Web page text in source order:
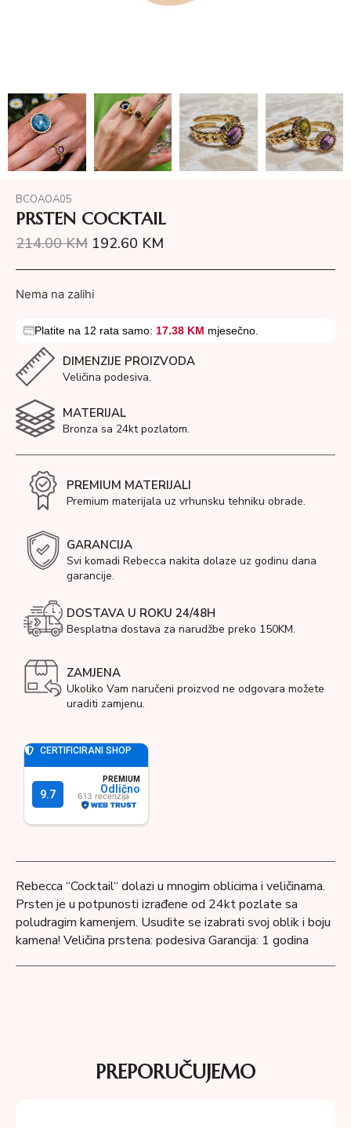
BCOAOA05
PRSTEN COCKTAIL
214.00KM 192.60 KM
Nema na zalihi
Platite na 12 rata samo: 17.38 KM mjesečno.
DIMENZIJE PROIZVODA
Veličina podesiva.
MATERIJAL
Bronza sa 24kt pozlatom.
PREMIUM MATERIJALI
Premium materijala uz vrhunsku tehniku obrade.
GARANCIJA
Svi komadi Rebecca nakita dolaze uz godinu dana
garancije.
DOSTAVA U ROKU 24/48H
Besplatna dostava za narudžbe preko 150KM.
ZAMJENA
Ukoliko Vam naručeni proizvod ne odgovara možete
uraditi zamjenu.
Rebecca “Cocktail“ dolazi u mnogim oblicima i veličinama.
Prsten je u potpunosti izrađene od 24kt pozlate sa
poludragim kamenjem. Usudite se izabrati svoj oblik i boju
kamena! Veličina prstena: podesiva Garancija: 1 godina
PREPORUČUJEMO